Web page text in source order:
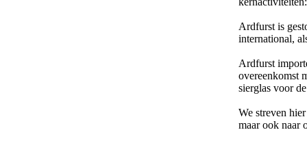
Ardfurst is
international,
Ardfurst
overeenkomst
sierglas voor
We streven
maar ook naar